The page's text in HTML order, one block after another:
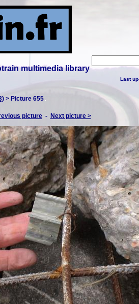
multimedia library
Last
> Picture 655
picture- Next picture >